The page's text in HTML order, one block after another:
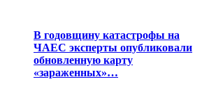
В годовщину катастрофы на
ЧАЕС эксперты опубликовали
обновленную карту
«зараженных»…